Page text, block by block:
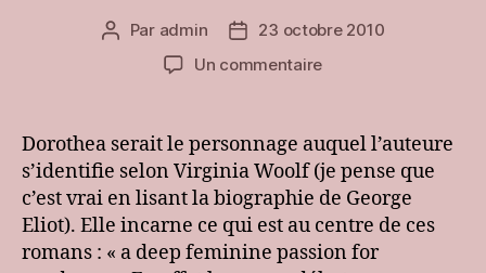
Auteur
Par admin
Date23 octobre 2010
Un commentairesur
Eliot
–
Middlemarch
:
Les
femmes
Dorothea serait le personnage auquel l’auteure
s’identifie selon Virginia Woolf (je pense que
c’est vrai en lisant la biographie de George
Eliot). Elle incarne ce qui est au centre de ces
romans : « a deep feminine passion for